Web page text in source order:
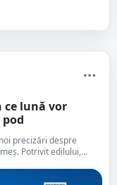
ce lună vor
precizări despre
Potrivit edilului,...